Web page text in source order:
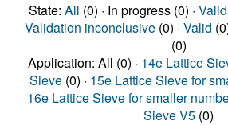
State: All (0) · In progress (0) ·
Validation inconclusive(0) · Valid
(0)
Application: All (0) · 14e Lattice
Sieve (0) · 15e Lattice Sieve for
16e Lattice Sieve for smaller
Sieve V5 (0)